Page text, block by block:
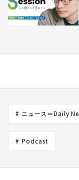
# ニュース＝Daily
# Podcast